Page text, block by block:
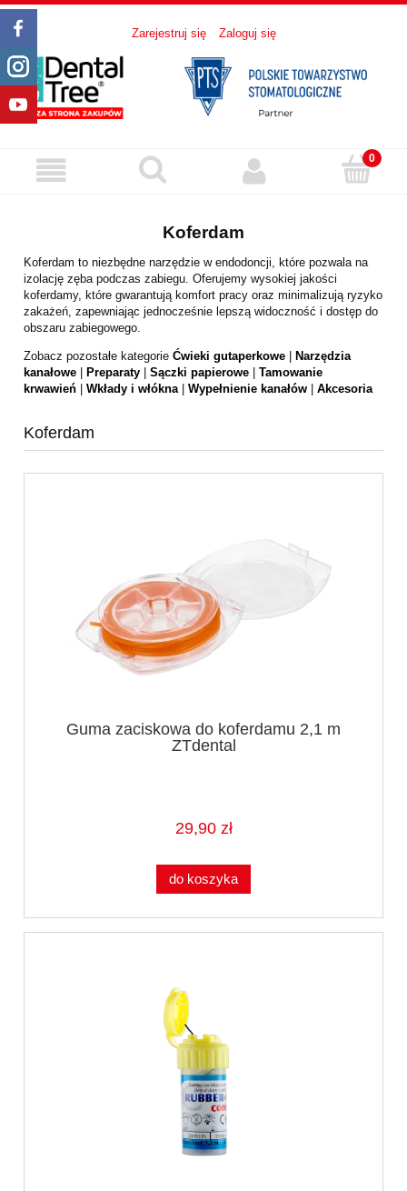
Zarejestruj się Zaloguj się
Koferdam
Koferdam to niezbędne narzędzie w endodoncji, które pozwala na
izolację zęba podczas zabiegu. Oferujemy wysokiej jakości
koferdamy, które gwarantują komfort pracy oraz minimalizują ryzyko
zakażeń, zapewniając jednocześnie lepszą widoczność i dostęp do
obszaru zabiegowego.
Zobacz pozostałe kategorie Ćwieki gutaperkowe
Narzędzia
kanałowe
Preparaty Sączki papierowe
Tamowanie
krwawień
Wkłady i włókna| Wypełnienie kanałów Akcesoria
Koferdam
Guma zaciskowa do koferdamu 2,1 m
ZTdental
29,90 zł
do koszyka